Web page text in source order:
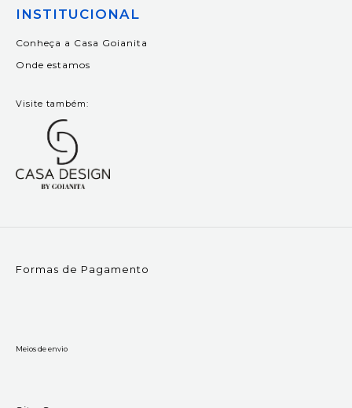
INSTITUCIONAL
Conheça a Casa Goianita
Onde estamos
Visite também:
Formas de Pagamento
Meios de envio